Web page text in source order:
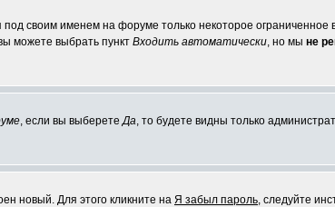
под своим именем на форуме только некоторое ограниченное
можете выбрать пункт Входить автоматически, но мы не
, если вы выберетеДа, то будете видны только
новый. Для этого кликните на Я забыл пароль, следуйте